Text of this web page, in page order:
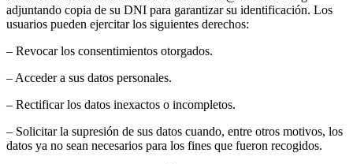
adjuntando copia de su DNI para garantizar su identificación. Los
usuarios pueden ejercitar los siguientes derechos:
– Revocar los consentimientos otorgados.
– Acceder a sus datos personales.
– Rectificar los datos inexactos o incompletos.
– Solicitar la supresión de sus datos cuando, entre otros motivos, los
datos ya no sean necesarios para los fines que fueron recogidos.